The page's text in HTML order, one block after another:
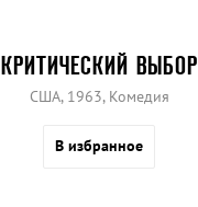
КРИТИЧЕСКИЙ ВЫБОР
США, 1963, Комедия
В избранное